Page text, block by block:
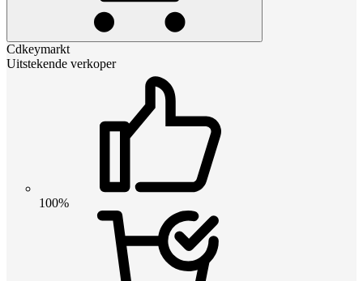
Cdkeymarkt
Uitstekende verkoper
100%